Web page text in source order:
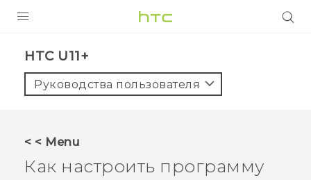
5G
HTC U11+‎
Руководства пользователя
< < Menu
Как настроить программу